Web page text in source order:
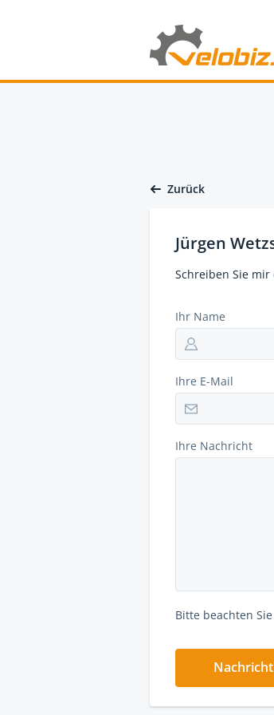
Zurück
Jürgen
Schreiben Sie
Ihr Name
Ihre E-Mail
Ihre Nachricht
Bitte beachten